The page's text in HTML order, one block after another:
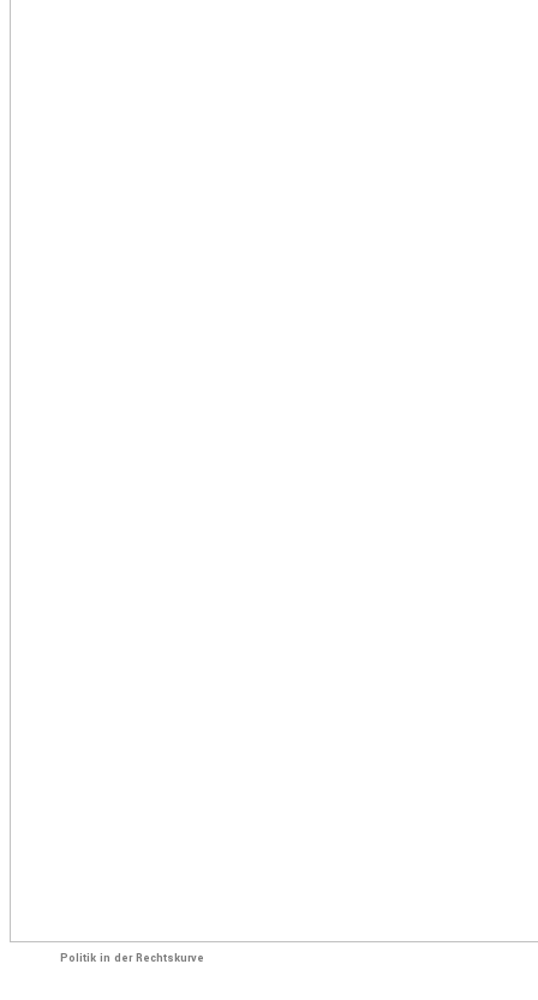
Politik in der Rechtskurve